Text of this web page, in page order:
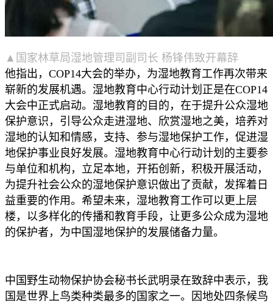
▲国家林草局湿地管理司副司长 杨锋伟致开幕辞
他指出，COP14大会的举办，为湿地教育工作再次带来
崭新的发展机遇。湿地教育中心行动计划正是在COP14
大会中正式启动。湿地教育的目的，在于提升公众湿地
保护意识，引导公众走进湿地、欣赏湿地之美，培养对
湿地的认知和情感，支持、参与湿地保护工作，促进湿
地保护事业良好发展。湿地教育中心行动计划的主要参
与单位和机构，立足本地，开拓创新，积极开展活动，
为提升社会公众的湿地保护意识做出了贡献，发挥着日
益重要的作用。希望未来，湿地教育工作可以更上层
楼，以多样化的传播和教育手段，让更多公众成为湿地
的保护者，为中国湿地保护的发展储备力量。
中国野生动物保护协会秘书长武明录在致辞中表示，我
国是世界上鸟类种类最多的国家之一。因地处四条候鸟